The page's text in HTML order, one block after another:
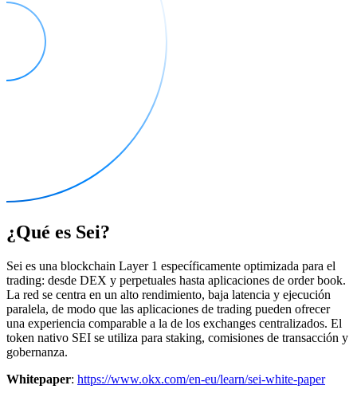
¿Qué es Sei?
Sei es una blockchain Layer 1 específicamente optimizada para el
trading: desde DEX y perpetuales hasta aplicaciones de order book.
La red se centra en un alto rendimiento, baja latencia y ejecución
paralela, de modo que las aplicaciones de trading pueden ofrecer
una experiencia comparable a la de los exchanges centralizados. El
token nativo SEI se utiliza para staking, comisiones de transacción y
gobernanza.
Whitepaper: https://www.okx.com/en-eu/learn/sei-white-paper